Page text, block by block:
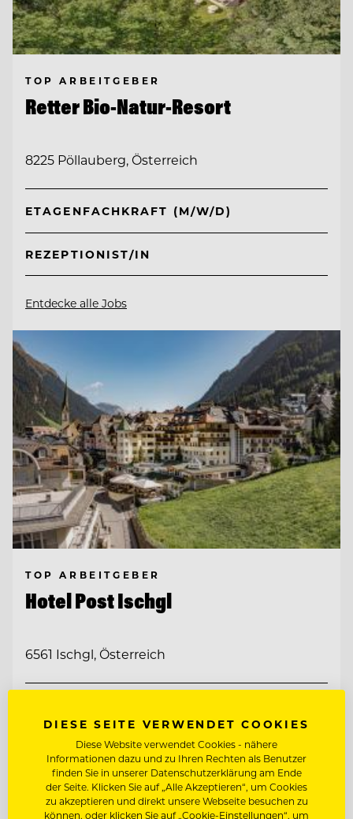
TOP ARBEITGEBER
Retter Bio-Natur-Resort
8225 Pöllauberg, Österreich
ETAGENFACHKRAFT (M/W/D)
REZEPTIONIST/IN
Entdecke alle Jobs
TOP ARBEITGEBER
Hotel Post Ischgl
6561 Ischgl, Österreich
RESTAURANTLEITER (M/W/D)
Entdecke alle Jobs
DIESE SEITE VERWENDET COOKIES
Diese Website verwendet Cookies - nähere
Informationen dazu und zu Ihren Rechten als Benutzer
finden Sie in unserer Datenschutzerklärung am Ende
der Seite. Klicken Sie auf „Alle Akzeptieren“, um Cookies
zu akzeptieren und direkt unsere Webseite besuchen zu
können, oder klicken Sie auf „Cookie-Einstellungen“, um